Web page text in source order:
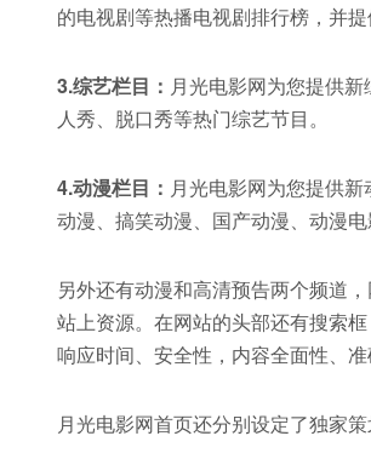
的电视剧等热播电视剧排行榜，并
3.综艺栏目： 月光电影网为您提供
人秀、脱口秀等热门综艺节目。
4.动漫栏目： 月光电影网为您提供
动漫、搞笑动漫、国产动漫、动漫电
另外还有动漫和高清预告两个频道
站上资源。在网站的头部还有搜索
响应时间、安全性，内容全面性、
月光电影网首页还分别设定了独家